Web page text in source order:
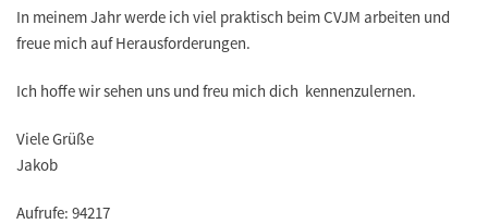
In meinem Jahr werde ich viel praktisch beim CVJM arbeiten und
freue mich auf Herausforderungen.
Ich hoffe wir sehen uns und freu mich dich kennenzulernen.
Viele Grüße
Jakob
Aufrufe: 94217